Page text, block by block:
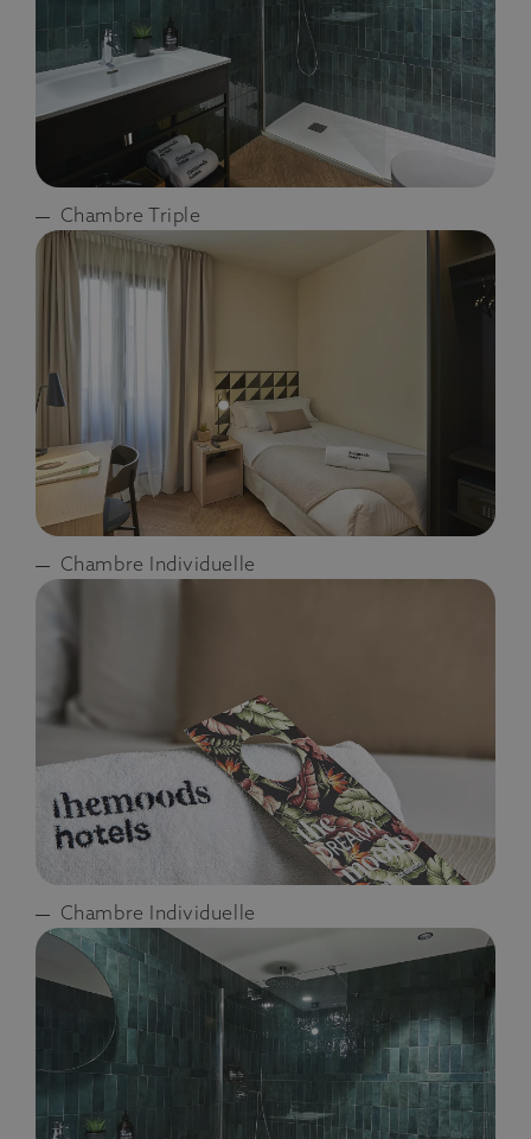
Chambre Triple
Chambre Individuelle
Chambre Individuelle